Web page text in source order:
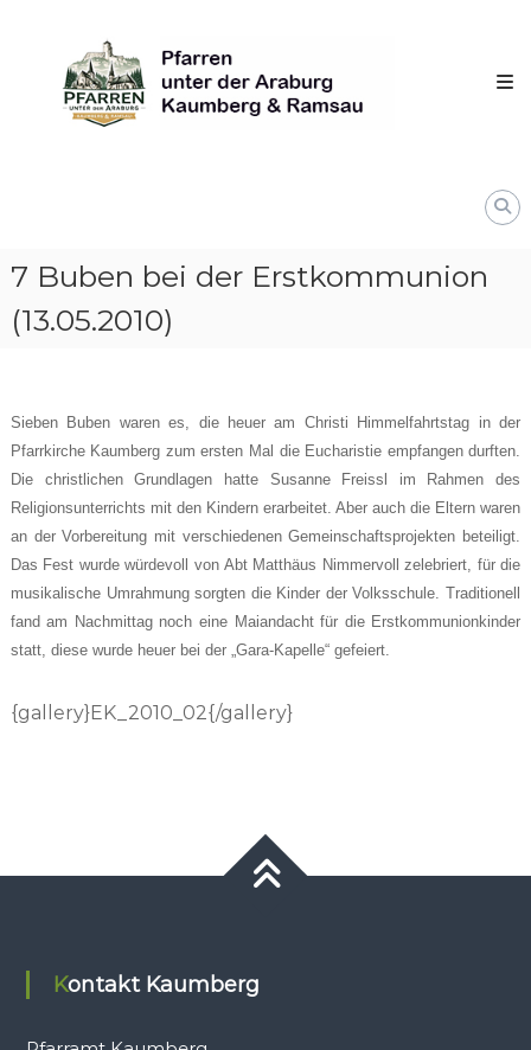
content
unter
derAraburg
Kaumberg
7 Buben bei der Erstkommunion
(13.05.2010)
Sieben Buben waren es, die heuer am Christi Himmelfahrtstag in der
Pfarrkirche Kaumberg zum ersten Mal die Eucharistie empfangen durften.
Die christlichen Grundlagen hatte Susanne Freissl im Rahmen des
Religionsunterrichts mit den Kindern erarbeitet. Aber auch die Eltern waren
an der Vorbereitung mit verschiedenen Gemeinschaftsprojekten beteiligt.
Das Fest wurde würdevoll von Abt Matthäus Nimmervoll zelebriert, für die
musikalische Umrahmung sorgten die Kinder der Volksschule. Traditionell
fand am Nachmittag noch eine Maiandacht für die Erstkommunionkinder
statt, diese wurde heuer bei der „Gara-Kapelle“ gefeiert.
{gallery}EK_2010_02{/gallery}
Kontakt Kaumberg